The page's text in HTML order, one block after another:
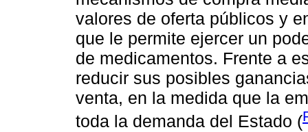
valores de oferta públicos y
que le permite ejercer un
de medicamentos. Frente a
reducir sus posibles
venta, en la medida que la
toda la demanda del Estado (